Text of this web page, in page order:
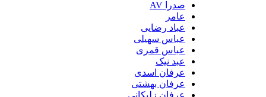
عباد رضایی
عباس سهیلی
عباس قمری
عبد نیک
عرفان اسدی
عرفان بهشتی
عرفان زلیکانی